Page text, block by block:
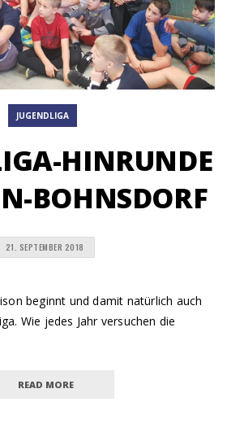
JUGENDLIGA
HINRUNDE
BOHNSDORF
21. SEPTEMBER 2018
beginnt und damit natürlich auch
Wie jedes Jahr versuchen die
READ MORE